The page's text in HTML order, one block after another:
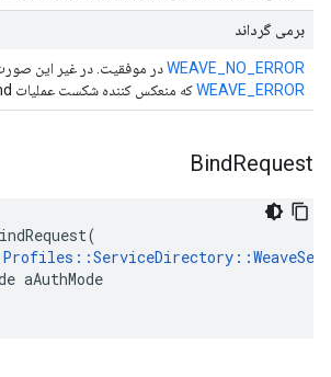
برمی گرداند
WEAVE_NO_ERRORدر موفقیت. در غیر این
WEAVE_ERRORکه منعکس کننده شکست عملیات bind است را برگردانید.
BindRequest
aAuthMode